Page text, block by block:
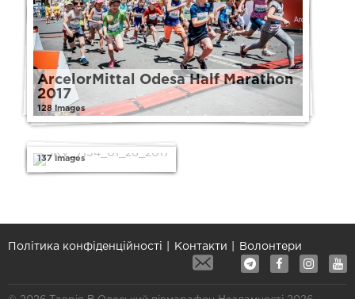
ArcelorMittal Odesa Half Marathon
2017
128 images
Odesa Half
Marathon 2016
137 images
Політика конфіденційності Контакти Волонтери